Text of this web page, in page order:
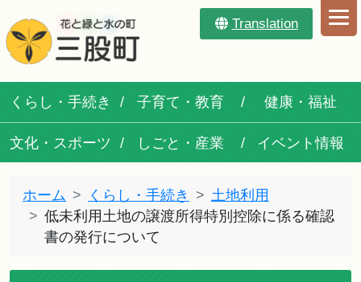
Translation
くらし・手続き 子育て・教育 健康・福祉
文化・スポーツ しごと・産業 イベント情報
ホーム くらし・手続き
土地利用
低未利用土地の譲渡所得特別控除に係る確認
書の発行について